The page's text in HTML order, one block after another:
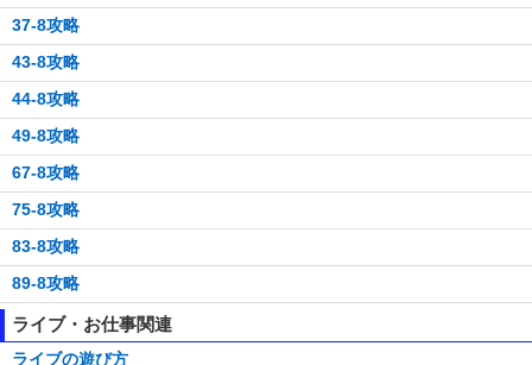
37-8攻略
43-8攻略
44-8攻略
49-8攻略
67-8攻略
75-8攻略
83-8攻略
89-8攻略
ライブ・お仕事関連
ライブの遊び方